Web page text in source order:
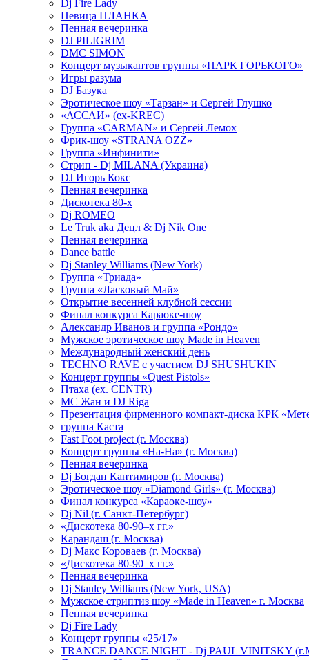
Dj Fire Lady
Певица ПЛАНКА
Пенная вечеринка
DJ PILIGRIM
DMC SIMON
Концерт музыкантов группы «ПАРК ГОРЬКОГО»
Игры разума
DJ Базука
Эротическое шоу «Тарзан» и Сергей Глушко
«АССАИ» (ex-KREC)
Группа «CARMAN» и Сергей Лемох
Фрик-шоу «STRANA OZZ»
Группа «Инфинити»
Стрип - Dj MILANA (Украина)
DJ Игорь Кокс
Пенная вечеринка
Дискотека 80-х
Dj ROMEO
Le Truk aka Децл & Dj Nik One
Пенная вечеринка
Dance battle
Dj Stanley Williams (New York)
Группа «Триада»
Группа «Ласковый Май»
Открытие весенней клубной сессии
Финал конкурса Караоке-шоу
Александр Иванов и группа «Рондо»
Мужское эротическое шоу Made in Heaven
Международный женский день
TECHNO RAVE с участием DJ SHUSHUKIN
Концерт группы «Quest Pistols»
Птаха (ex. CENTR)
МС Жан и DJ Riga
Презентация фирменного компакт-диска КРК
группа Каста
Fast Foot project (г. Москва)
Концерт группы «На-На» (г. Москва)
Пенная вечеринка
Dj Богдан Кантимиров (г. Москва)
Эротическое шоу «Diamond Girls» (г. Москва)
Финал конкурса «Караоке-шоу»
Dj Nil (г. Санкт-Петербург)
«Дискотека 80-90–х гг.»
Карандаш (г. Москва)
Dj Макс Короваев (г. Москва)
«Дискотека 80-90–х гг.»
Пенная вечеринка
Dj Stanley Williams (New York, USA)
Мужское стриптиз шоу «Made in Heaven» г. Москва
Пенная вечеринка
Dj Fire Lady
Концерт группы «25/17»
TRANCE DANCE NIGHT - Dj PAUL VINITSKY